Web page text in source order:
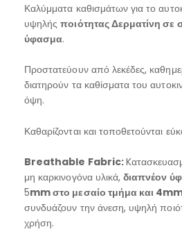
Καλύμματα καθισμάτων για το
υψηλήςποιότητας Δερματίνη
ύφασμα.
Προστατεύουν από λεκέδες,
διατηρούν τα καθίσματα του
όψη.
Καθαρίζονται και τοποθετούνται
Breathable Fabric:
μη καρκινογόνα υλικά,διαπνέον
5mm στο μεσαίο τμήμα και 4
συνδυάζουν την άνεση, υψηλή
χρήση.